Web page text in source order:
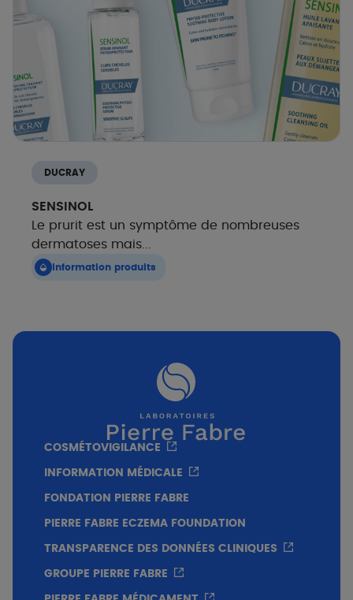
DUCRAY
SENSINOL
Le prurit est un symptôme de nombreuses
dermatoses mais...
Information produits
COSMÉTOVIGILANCE
INFORMATION MÉDICALE
FONDATION PIERRE FABRE
PIERRE FABRE ECZEMA FOUNDATION
TRANSPARENCE DES DONNÉES CLINIQUES
GROUPE PIERRE FABRE